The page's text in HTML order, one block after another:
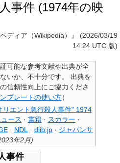
事件 (1974年の映
ディア（Wikipedia）』 (2026/03/19
14:24 UTC 版)
可能な参考文献や出典が全
いか、不十分です。
出典を
信頼性向上にご協力くださ
プレートの使い方）
リエント急行殺人事件" 1974
ース · 書籍 · スカラー ·
· NDL · dlib.jp · ジャパンサ
年2月)
事件